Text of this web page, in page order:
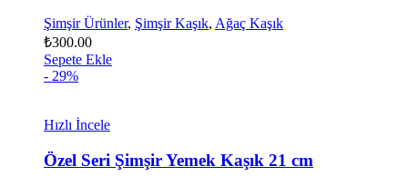
Şimşir Ürünler, Şimşir Kaşık, Ağaç Kaşık
₺300.00
Sepete Ekle
- 29%
Hızlı İncele
Özel Seri Şimşir Yemek Kaşık 21 cm